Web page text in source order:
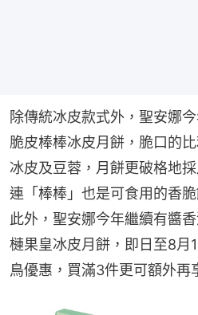
除傳統冰皮款式外，聖安娜
脆皮棒棒冰皮月餅，脆口的
冰皮及豆蓉，月餅更破格地
連「棒棒」也是可食用的香
此外，聖安娜今年繼續有醬
槤果皇冰皮月餅，即日至8月
鳥優惠，買滿3件更可額外再